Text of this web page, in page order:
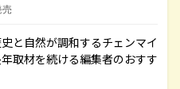
売
と自然が調和するチェンマイ
取材を続ける編集者のおすす